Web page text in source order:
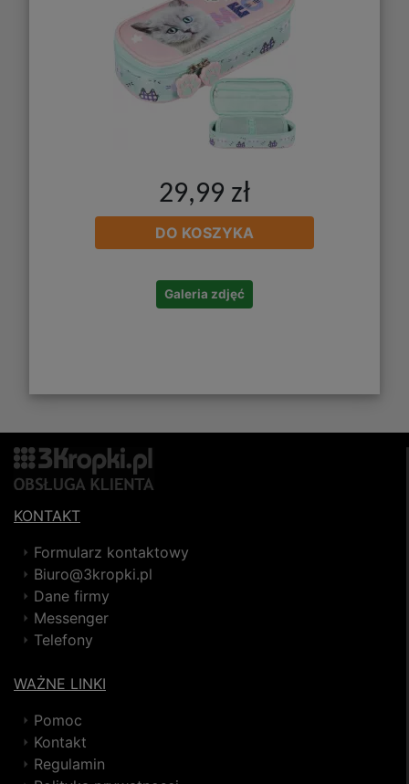
29,99 zł
DO KOSZYKA
Galeria zdjęć
KONTAKT
Formularz kontaktowy
Biuro@3kropki.pl
Dane firmy
Messenger
Telefony
WAŻNE LINKI
Pomoc
Kontakt
Regulamin